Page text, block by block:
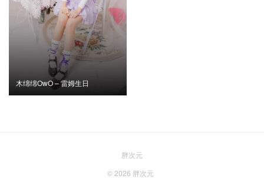
木绵绵OwO – 雷姆生日
胖次元
© 2026 胖次元